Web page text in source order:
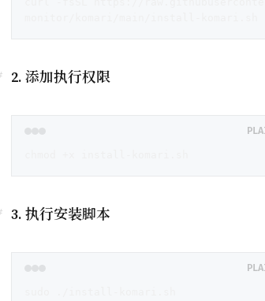
2. 添加执行权限
3. 执行安装脚本